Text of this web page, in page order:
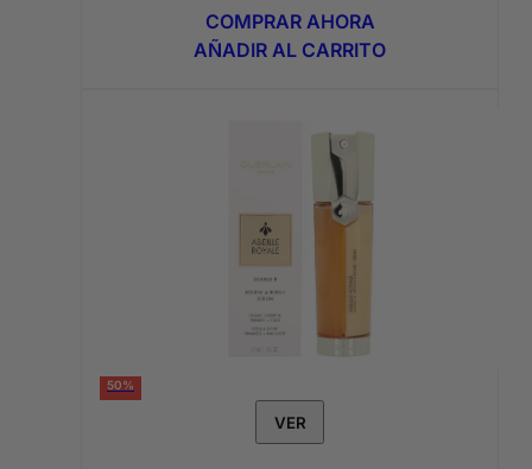
original
era:
actual
es:
COMPRAR AHORA
AÑADIR AL CARRITO
50%
VER